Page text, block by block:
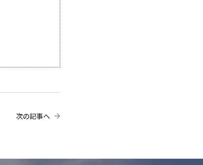
次の記事へ